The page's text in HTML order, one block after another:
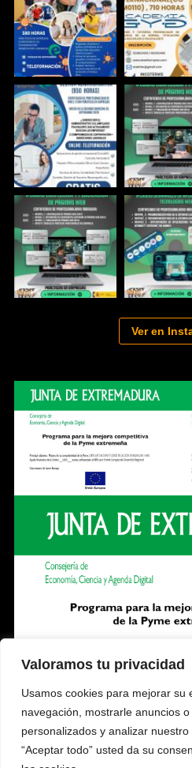
Valoramos tu privacidad
Usamos cookies para mejorar su
navegación, mostrarle anuncios
personalizados y analizar
“Aceptar todo” usted da su
Ver en